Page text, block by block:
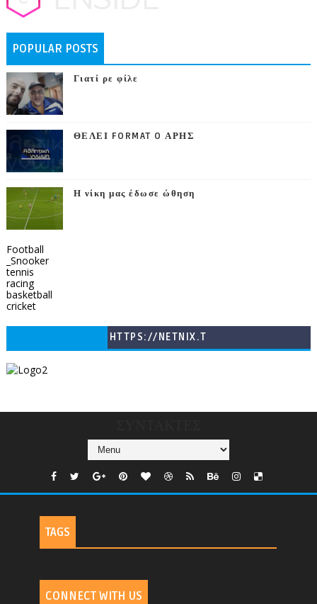
POPULAR POSTS
Γιατί ρε φίλε
ΘΕΛΕΙ FORMAT O ΑΡΗΣ
Η νίκη μας έδωσε ώθηση
Football
_Snooker
tennis
racing
basketball
cricket
HTTPS://NETNIX.T
TAGS
CONNECT WITH US